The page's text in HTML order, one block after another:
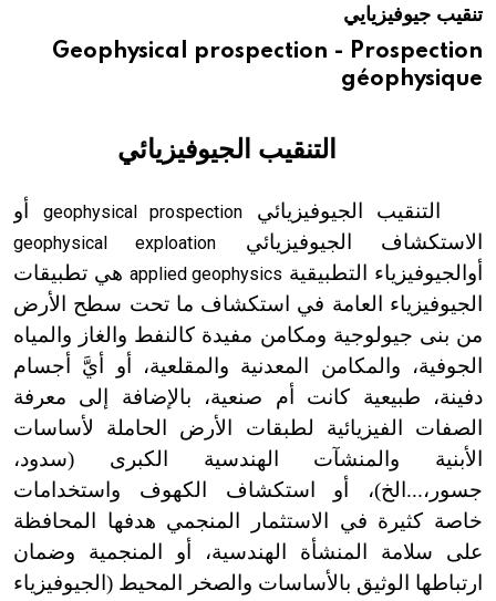
هيئة الموسوعة العربية تطلق موسوعات جديدة في عام 2026تنقيب جيوفيزيايي
Geophysical prospection - Prospection
géophysique
التنقيب الجيوفيزيائي
التنقيب الجيوفيزيائي geophysical prospection أو
الاستكشاف الجيوفيزيائي geophysical exploation
أو الجيوفيزياء التطبيقية applied geophysics هي تطبيقات
الجيوفيزياء العامة في استكشاف ما تحت سطح الأرض
من بنى جيولوجية ومكامن مفيدة كالنفط والغاز والمياه
الجوفية، والمكامن المعدنية والمقلعية، أو أيَّ أجسام
دفينة، طبيعية كانت أم صنعية، بالإضافة إلى معرفة
الصفات الفيزيائية لطبقات الأرض الحاملة لأساسات
الأبنية والمنشآت الهندسية الكبرى (سدود،
جسور،...الخ)، أو استكشاف الكهوف واستخدامات
خاصة كثيرة في الاستثمار المنجمي هدفها المحافظة
على سلامة المنشأة الهندسية، أو المنجمية وضمان
ارتباطها الوثيق بالأساسات والصخر المحيط (الجيوفيزياء